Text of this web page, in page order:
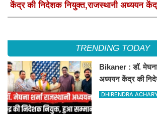
केंद्र की निदेशक नियुक्त,राजस्थानी अध्ययन
TRENDING TODAY
Bikaner : डॉ. मेघना
अध्ययन केंद्र की
अध्ययन केंद्र खुला,
DHIRENDRA